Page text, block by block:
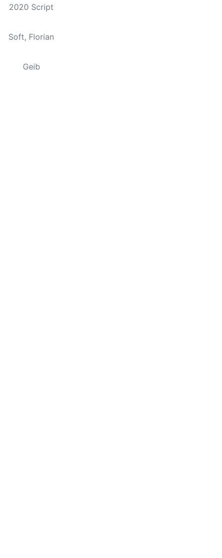
2020 Script
Soft, Florian
Geib